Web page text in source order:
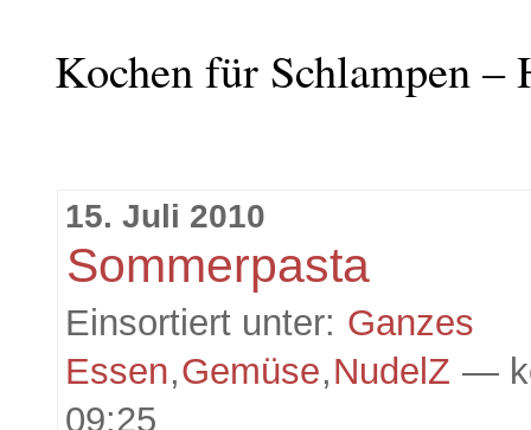
Kochen für Schlampen
15. Juli 2010
Sommerpasta
Einsortiert unter: Ganzes
Essen,Gemüse,NudelZ —
09:25